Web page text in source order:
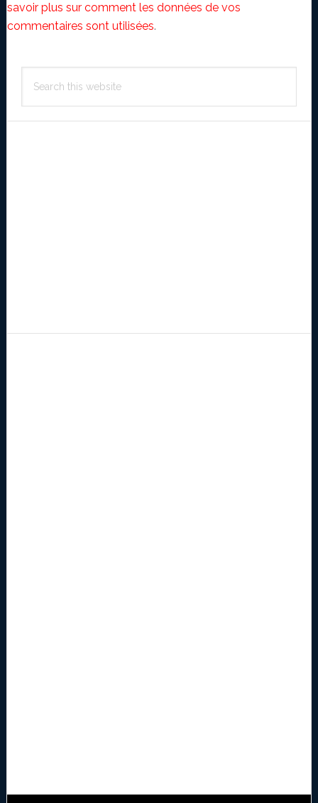
savoir plus sur comment les données de vos
commentaires sont utilisées.
Primary
Sidebar
this